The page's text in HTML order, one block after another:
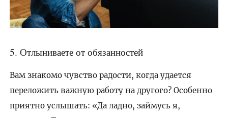
5. Отлыниваете от обязанностей
Вам знакомо чувство радости, когда удается
переложить важную работу на другого? Особенно
приятно услышать: «Да ладно, займусь я,